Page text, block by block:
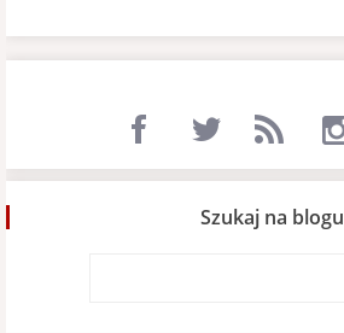
Szukaj na blogu